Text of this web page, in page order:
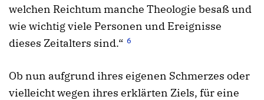
welchen Reichtum manche Theologie besaß und
wie wichtig viele Personen und Ereignisse
dieses Zeitalters sind.“ 6
Ob nun aufgrund ihres eigenen Schmerzes oder
vielleicht wegen ihres erklärten Ziels, für eine